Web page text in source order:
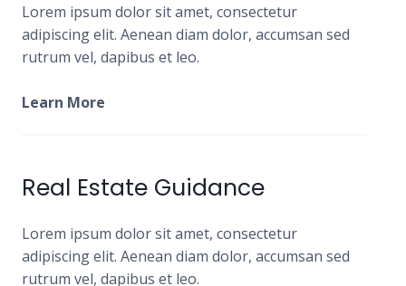
Lorem ipsum dolor sit amet, consectetur
adipiscing elit. Aenean diam dolor, accumsan sed
rutrum vel, dapibus et leo.
Learn More
Real Estate Guidance
Lorem ipsum dolor sit amet, consectetur
adipiscing elit. Aenean diam dolor, accumsan sed
rutrum vel, dapibus et leo.